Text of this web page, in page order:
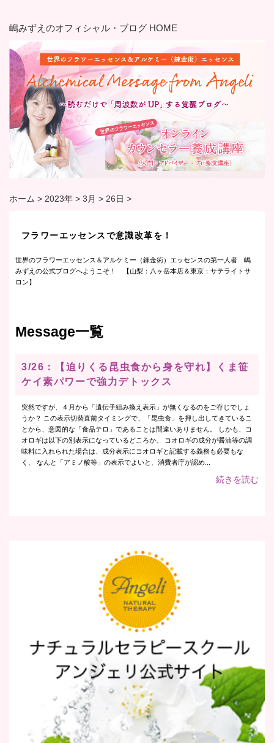
嶋みずえのオフィシャル・ブログ HOME
ホーム > 2023年 > 3月 > 26日 >
フラワーエッセンスで意識改革を！
世界のフラワーエッセンス＆アルケミー（錬金術）エッセンスの第一人者 嶋
みずえの公式ブログへようこそ！ 【山梨：八ヶ岳本店＆東京：サテライトサ
ロン】
Message一覧
3/26：【迫りくる昆虫食から身を守れ】くま笹
ケイ素パワーで強力デトックス
突然ですが、４月から「遺伝子組み換え表示」が無くなるのをご存じでしょ
うか？ この表示切替直前タイミングで、「昆虫食」を押し出してきているこ
とから、意図的な「食品テロ」であることは間違いありません。 しかも、コ
オロギは以下の別表示になっているどころか、 コオロギの成分が醤油等の調
味料に入れられた場合は、成分表示にコオロギと記載する義務も必要もな
く、 なんと「アミノ酸等」の表示でよいと、消費者庁が認め...
続きを読む